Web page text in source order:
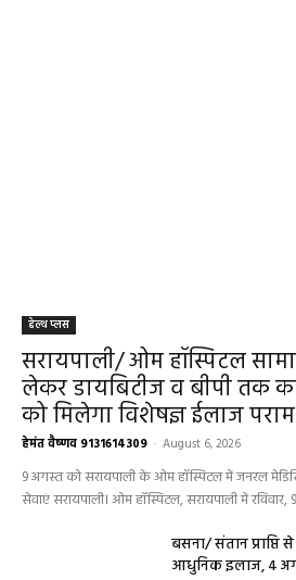
हेल्थ प्लस
सरायपाली/ ओम हॉस्पिटल
लेकर डायबिटीज व बीपी तक
को मिलेगा विशेषज्ञ ईलाज
हेमंत वैष्णव 9131614309 - August 6, 2026
9 अगस्त को सरायपाली के ओम हॉस्पिटल में जनरल
सेवाएं सरायपाली। ओम हॉस्पिटल, सरायपाली में
बसना/ संतान
आधुनिक इलाज, 4